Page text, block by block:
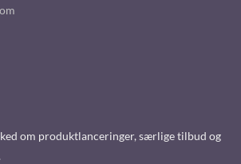
om produktlanceringer, særlige tilbud og